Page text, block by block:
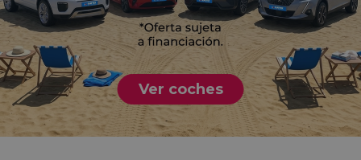
Ver coches